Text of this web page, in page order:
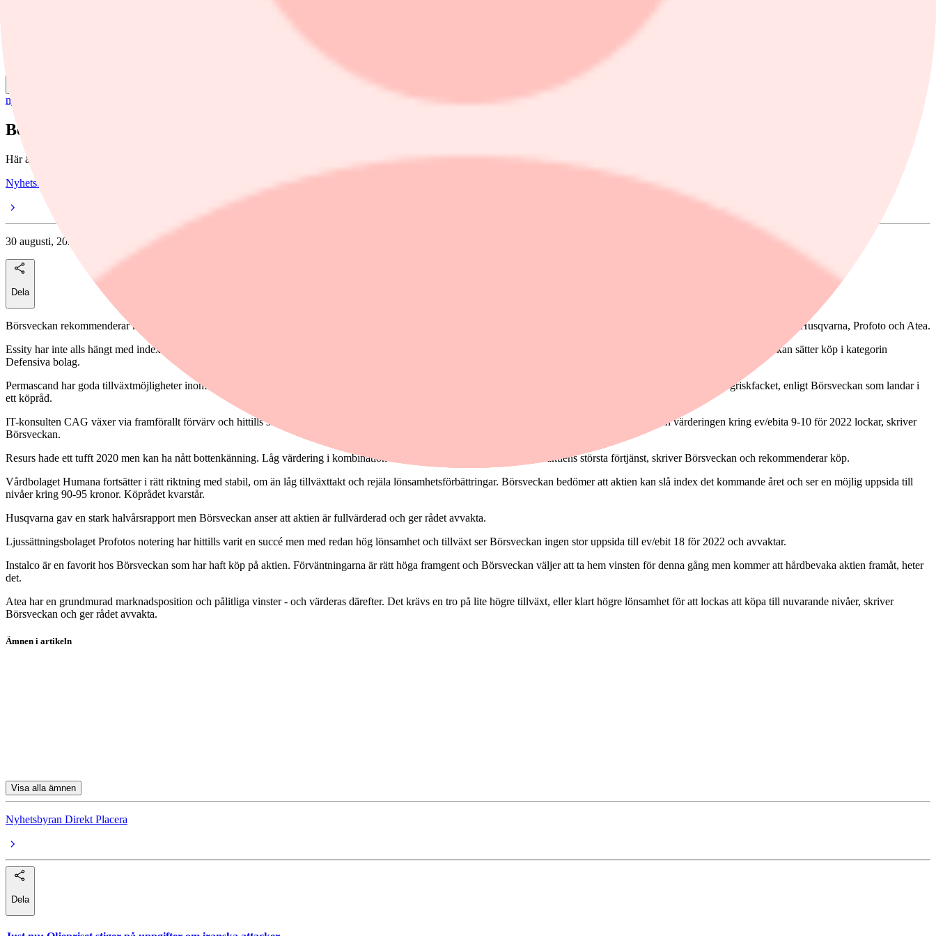
nyheter
Börsveckans senaste aktieråd
Här är aktierekommendationerna från senaste utgåvan av tidningen Börsveckan.
Nyhetsbyran Direkt Placera
30 augusti, 2021
Dela
Börsveckan rekommenderar köp för Essity, Permascand, CAG, Resurs och Humana i den senaste utgåvan. Börsveckan tar däremot hem vinsten i Instalco samt ger rådet avvakta för Husqvarna, Profoto och Atea.
Essity har inte alls hängt med index sedan avknoppningen från SCA. Aktien har en ocyklisk verksamhet till en rimlig värdering och är ett bra val på en mer orolig börs. Börsveckan sätter köp i kategorin
Defensiva bolag.
Permascand har goda tillväxtmöjligheter inom vätgas och rening av barlastvatten för fartyg. Aktien har gått starkt sedan noteringen i juni men är fortsatt intressant i högriskfacket, enligt Börsveckan som landar i
ett köpråd.
IT-konsulten CAG växer via framförallt förvärv och hittills ser dessa värdeskapande ut. Storkundberoendet och en klen organisk tillväxt är negativt men värderingen kring ev/ebita 9-10 för 2022 lockar, skriver
Börsveckan.
Resurs hade ett tufft 2020 men kan ha nått bottenkänning. Låg värdering i kombination med hög direktavkastning kan vara aktiens största förtjänst, skriver Börsveckan och rekommenderar köp.
Vårdbolaget Humana fortsätter i rätt riktning med stabil, om än låg tillväxttakt och rejäla lönsamhetsförbättringar. Börsveckan bedömer att aktien kan slå index det kommande året och ser en möjlig uppsida till
nivåer kring 90-95 kronor. Köprådet kvarstår.
Husqvarna gav en stark halvårsrapport men Börsveckan anser att aktien är fullvärderad och ger rådet avvakta.
Ljussättningsbolaget Profotos notering har hittills varit en succé men med redan hög lönsamhet och tillväxt ser Börsveckan ingen stor uppsida till ev/ebit 18 för 2022 och avvaktar.
Instalco är en favorit hos Börsveckan som har haft köp på aktien. Förväntningarna är rätt höga framgent och Börsveckan väljer att ta hem vinsten för denna gång men kommer att hårdbevaka aktien framåt, heter
det.
Atea har en grundmurad marknadsposition och pålitliga vinster - och värderas därefter. Det krävs en tro på lite högre tillväxt, eller klart högre lönsamhet för att lockas att köpa till nuvarande nivåer, skriver
Börsveckan och ger rådet avvakta.
Ämnen i artikeln
Visa alla ämnen
Nyhetsbyran Direkt Placera
Dela